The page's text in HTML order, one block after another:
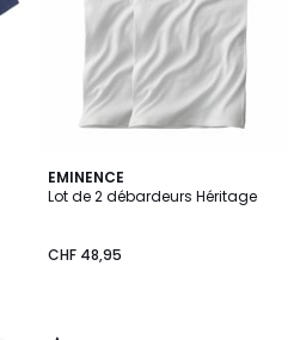
EMINENCE
Lot de 2 débardeurs Héritage
CHF 48,95
5
/